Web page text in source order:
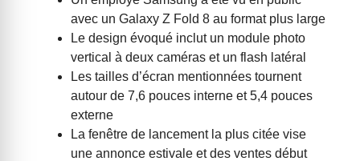
avec un Galaxy Z Fold 8 au format plus large
Le design évoqué inclut un module photo
vertical à deux caméras et un flash latéral
Les tailles d’écran mentionnées tournent
autour de 7,6 pouces interne et 5,4 pouces
externe
La fenêtre de lancement la plus citée vise
une annonce estivale et des ventes début